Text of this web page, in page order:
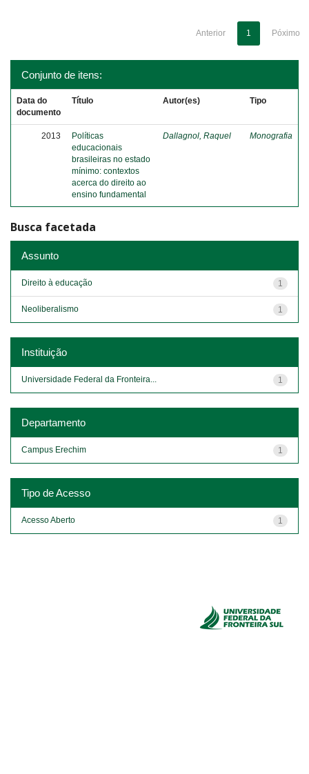
Anterior 1 Póximo
Conjunto de itens:
Data do
documento
Título Autor(es) Tipo
2013
Políticas
educacionais
brasileiras no estado
mínimo: contextos
acerca do direito ao
ensino fundamental
Dallagnol, Raquel Monografia
Busca facetada
Assunto
1
Direito à educação
1
Neoliberalismo
Instituição
1
Universidade Federal da Fronteira...
Departamento
1
Campus Erechim
Tipo de Acesso
1
Acesso Aberto